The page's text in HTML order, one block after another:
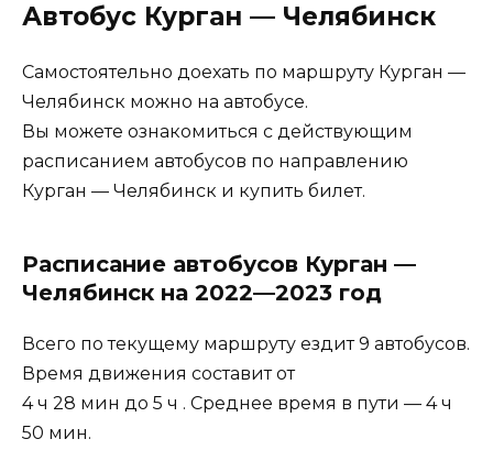
Автобус Курган — Челябинск
Самостоятельно доехать по маршруту Курган —
Челябинск можно на автобусе.
Вы можете ознакомиться с действующим
расписанием автобусов по направлению
Курган — Челябинск и купить билет.
Расписание автобусов Курган —
Челябинск на 2022—2023 год
Всего по текущему маршруту ездит 9 автобусов.
Время движения составит от
4 ч 28 мин до 5 ч . Среднее время в пути — 4 ч
50 мин.